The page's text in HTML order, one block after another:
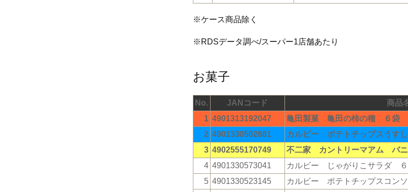
※ケース商品除く
※RDSデータ調べ/スーパー1店舗あたり
お菓子
No. JANコード 商品
1 4901313192047 亀田製菓 亀田の柿の種 ６袋
2 4901330502881 カルビー ポテトチップスうす
3 4902555170749 不二家 カントリーマアム バ
4 4901330573041 カルビー じゃがりこサラダ ６
5 4901330523145 カルビー ポテトチップスコン